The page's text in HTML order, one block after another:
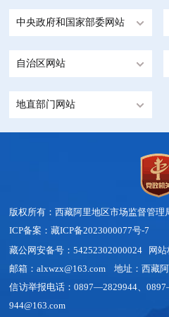
中央政府和国家部委网站
自治区网站
地直部门网站
版权所有：西藏阿里地区市场监督管理
ICP备案：藏ICP备2023000077号-7
藏公网安备号：54252302000024 网
邮箱：alxwzx@163.com 地址：西藏
信访举报电话：0897—2829944、
944@163.com